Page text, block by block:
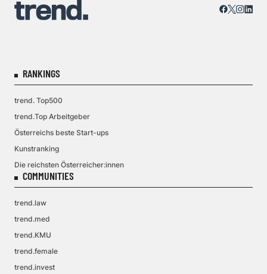
RANKINGS
trend. Top500
trend.Top Arbeitgeber
Österreichs beste Start-ups
Kunstranking
Die reichsten Österreicher:innen
COMMUNITIES
trend.law
trend.med
trend.KMU
trend.female
trend.invest